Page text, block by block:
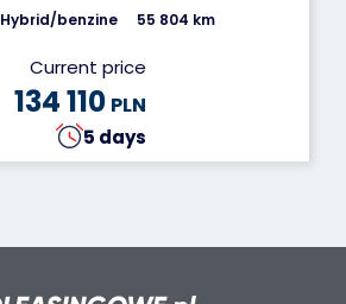
Hybrid/benzine 55 804 km
Current price
134 110 PLN
5 days